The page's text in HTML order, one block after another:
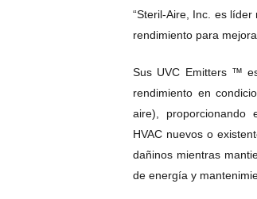
“Steril-Aire, Inc. es
rendimiento para
Sus UVC Emitters ™
rendimiento en
aire), proporcionando
HVAC nuevos o
dañinos mientras
de energía y